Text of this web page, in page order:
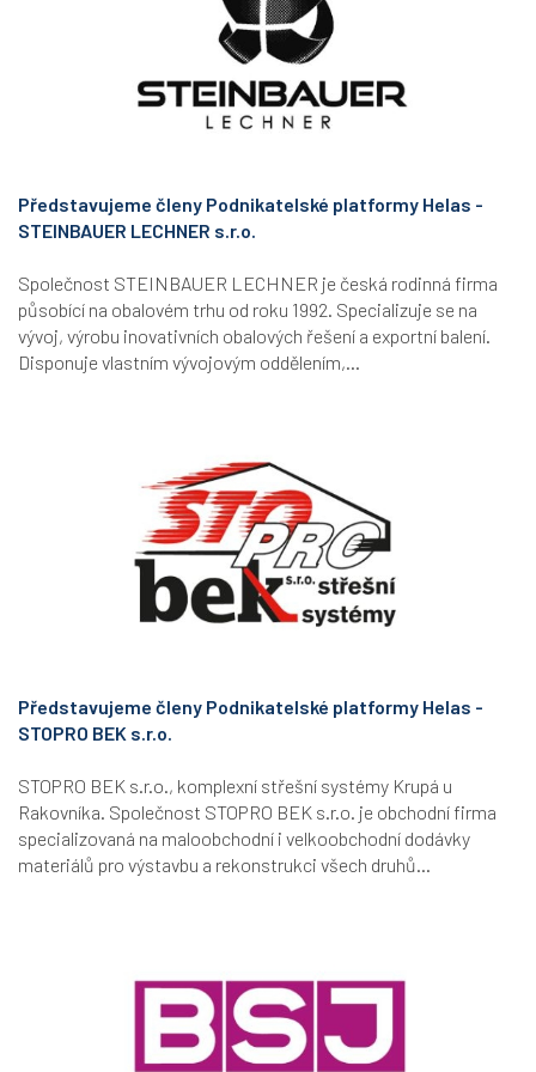
Představujeme členy Podnikatelské platformy Helas -
STEINBAUER LECHNER s.r.o.
Společnost STEINBAUER LECHNER je česká rodinná firma
působící na obalovém trhu od roku 1992. Specializuje se na
vývoj, výrobu inovativních obalových řešení a exportní balení.
Disponuje vlastním vývojovým oddělením,...
Představujeme členy Podnikatelské platformy Helas -
STOPRO BEK s.r.o.
STOPRO BEK s.r.o., komplexní střešní systémy Krupá u
Rakovníka. Společnost STOPRO BEK s.r.o. je obchodní firma
specializovaná na maloobchodní i velkoobchodní dodávky
materiálů pro výstavbu a rekonstrukci všech druhů...